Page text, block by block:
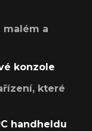
malém a
konzole
které
handheldu